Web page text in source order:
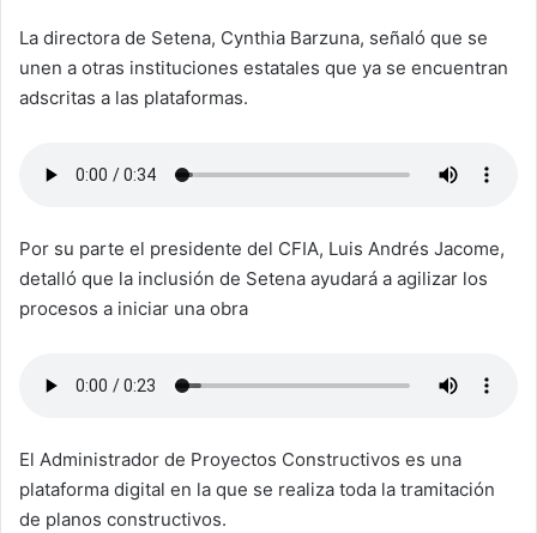
La directora de Setena, Cynthia Barzuna, señaló que se
unen a otras instituciones estatales que ya se encuentran
adscritas a las plataformas.
Por su parte el presidente del CFIA, Luis Andrés Jacome,
detalló que la inclusión de Setena ayudará a agilizar los
procesos a iniciar una obra
El Administrador de Proyectos Constructivos es una
plataforma digital en la que se realiza toda la tramitación
de planos constructivos.